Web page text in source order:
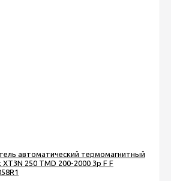
автоматический термомагнитный
XT3N 250 TMD 200-2000 3p F F